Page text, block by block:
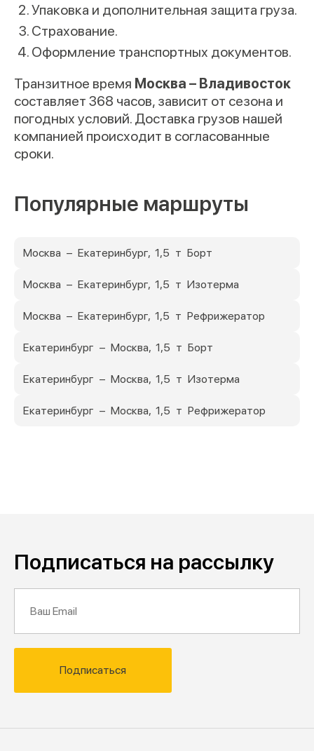
Упаковка и дополнительная защита груза.
Страхование.
Оформление транспортных документов.
Транзитное время Москва – Владивосток
составляет 368 часов, зависит от сезона и
погодных условий. Доставка грузов нашей
компанией происходит в согласованные
сроки.
Популярные маршруты
Москва – Екатеринбург, 1,5 т Борт
Москва – Екатеринбург, 1,5 т Изотерма
Москва – Екатеринбург, 1,5 т Рефрижератор
Екатеринбург – Москва, 1,5 т Борт
Екатеринбург – Москва, 1,5 т Изотерма
Екатеринбург – Москва, 1,5 т Рефрижератор
Подписаться на рассылку
Подписаться